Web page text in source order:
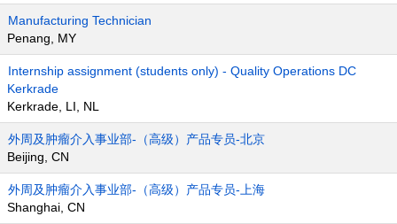
Manufacturing Technician
Penang, MY
Internship assignment (students only) - Quality Operations DC
Kerkrade
Kerkrade, LI, NL
外周及肿瘤介入事业部-（高级）产品专员-北京
Beijing, CN
外周及肿瘤介入事业部-（高级）产品专员-上海
Shanghai, CN